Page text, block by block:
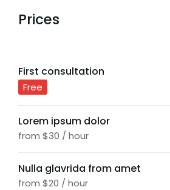
Prices
First consultation
Free
Lorem ipsum dolor
from $30 / hour
Nulla glavrida from amet
from $20 / hour